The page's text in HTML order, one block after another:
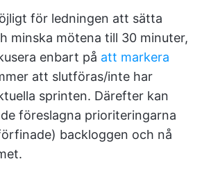
för ledningen att sätta
minska mötena till 30 minuter,
enbart på att markera
att slutföras/inte har
sprinten. Därefter kan
föreslagna prioriteringarna
backloggen och nå